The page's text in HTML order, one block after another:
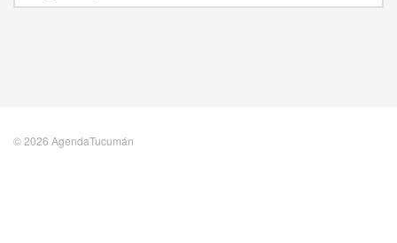
© 2026 AgendaTucumán